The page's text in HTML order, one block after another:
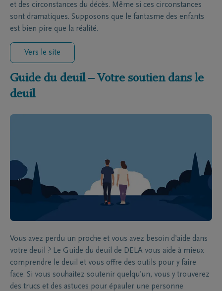
et des circonstances du décès. Même si ces circonstances
sont dramatiques. Supposons que le fantasme des enfants
est bien pire que la réalité.
Vers le site
Guide du deuil – Votre soutien dans le
deuil
Vous avez perdu un proche et vous avez besoin d’aide dans
votre deuil ? Le Guide du deuil de DELA vous aide à mieux
comprendre le deuil et vous offre des outils pour y faire
face. Si vous souhaitez soutenir quelqu’un, vous y trouverez
des trucs et des astuces pour épauler une personne